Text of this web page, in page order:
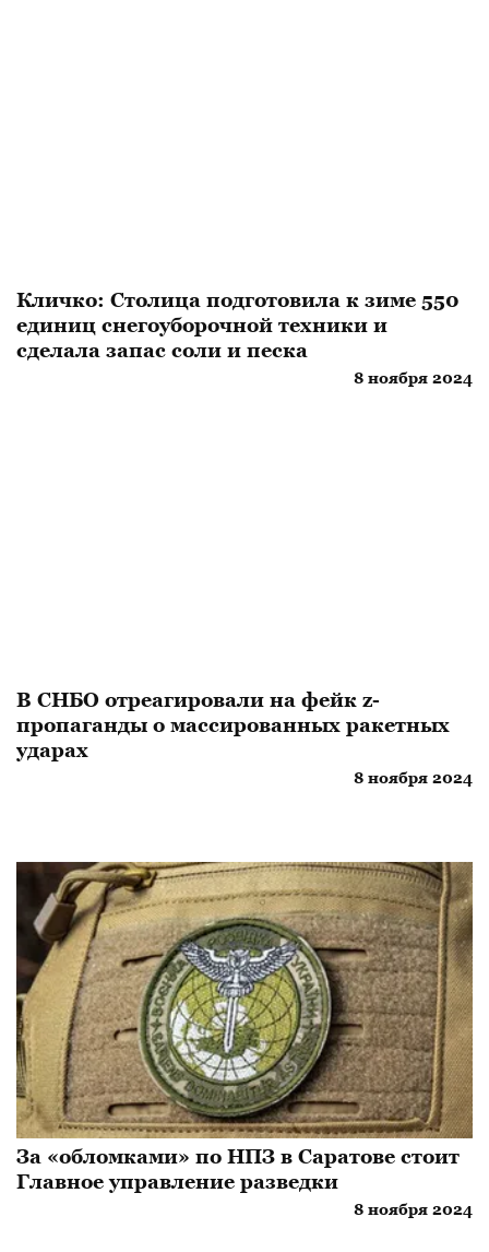
Кличко: Столица подготовила к зиме 550
единиц снегоуборочной техники и
сделала запас соли и песка
8 ноября 2024
В СНБО отреагировали на фейк z-
пропаганды о массированных ракетных
ударах
8 ноября 2024
За «обломками» по НПЗ в Саратове стоит
Главное управление разведки
8 ноября 2024